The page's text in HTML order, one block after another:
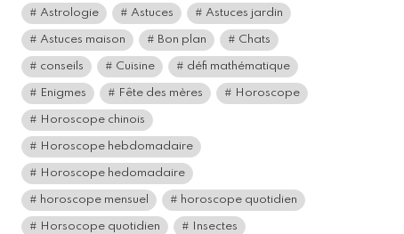
Astrologie Astuces Astuces jardin
Astuces maison Bon plan Chats
conseils Cuisine défi mathématique
Enigmes Fête des mères Horoscope
Horoscope chinois
Horoscope hebdomadaire
Horoscope hedomadaire
horoscope mensuel horoscope quotidien
Horsocope quotidien Insectes